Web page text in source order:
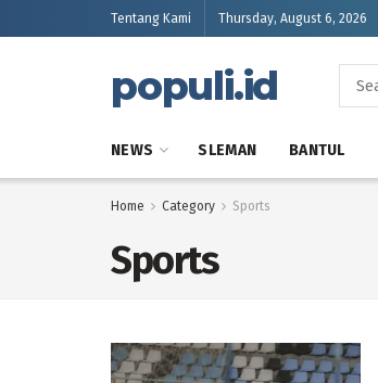
Tentang Kami Thursday, August 6, 2026
populi.id
NEWS SLEMAN BANTUL
Home Category Sports
Sports